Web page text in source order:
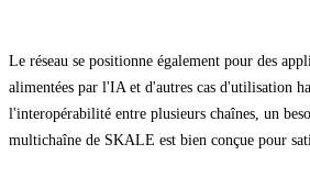
Le réseau se positionne également pour des
alimentées par l'IA et d'autres cas d'utilisation
l'interopérabilité entre plusieurs chaînes, un
multichaîne de SKALE est bien conçue pour